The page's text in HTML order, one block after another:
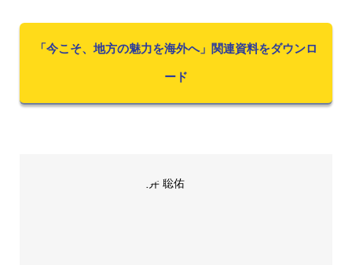
「今こそ、地方の魅力を海外へ」関連資料をダウンロ
ード